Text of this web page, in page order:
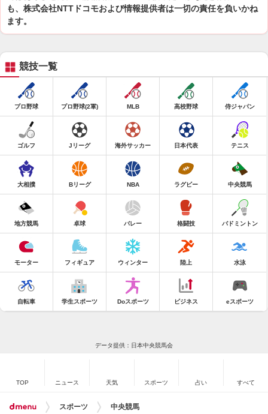
も、株式会社NTTドコモおよび情報提供者は一切の責任を負いかね
ます。
競技一覧
プロ野球 プロ野球(2軍) MLB 高校野球 侍ジャパン
ゴルフ Jリーグ 海外サッカー 日本代表 テニス
大相撲 Bリーグ NBA ラグビー 中央競馬
地方競馬 卓球 バレー 格闘技 バドミントン
モーター フィギュア ウィンター 陸上 水泳
自転車 学生スポーツ Doスポーツ ビジネス eスポーツ
データ提供：日本中央競馬会
TOP ニュース 天気 スポーツ 占い すべて
スポーツ 中央競馬